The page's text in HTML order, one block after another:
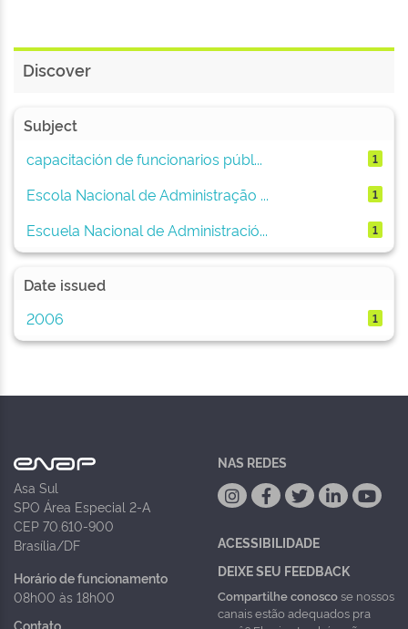
Discover
Subject
capacitación de funcionarios públ...
1
Escola Nacional de Administração ... 1
Escuela Nacional de Administració... 1
Date issued
2006
1
Asa Sul
SPO Área Especial 2-A
CEP 70.610-900
Brasília/DF
Horário de funcionamento
08h00 às 18h00
Contato
NAS REDES
ACESSIBILIDADE
DEIXE SEU FEEDBACK
Compartilhe conoscose nossos
canais estão adequados pra